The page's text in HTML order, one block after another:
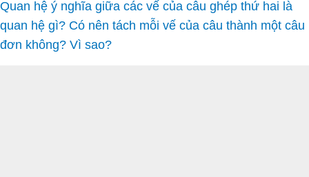
Quan hệ ý nghĩa giữa các vế của câu ghép thứ hai là
quan hệ gì? Có nên tách mỗi vế của câu thành một câu
đơn không? Vì sao?